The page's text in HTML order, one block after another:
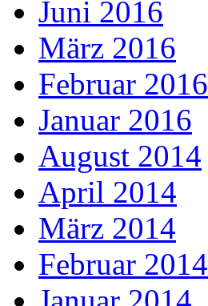
Juni 2016
März 2016
Februar 2016
Januar 2016
August 2014
April 2014
März 2014
Februar 2014